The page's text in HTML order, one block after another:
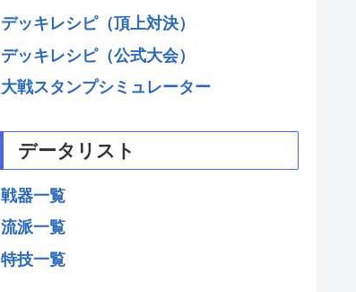
デッキレシピ（頂上対決）
デッキレシピ（公式大会）
大戦スタンプシミュレーター
データリスト
戦器一覧
流派一覧
特技一覧